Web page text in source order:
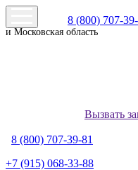
8 (800) 707-
и Московская область
Вызвать
8 (800) 707-39-81
+7 (915) 068-33-88